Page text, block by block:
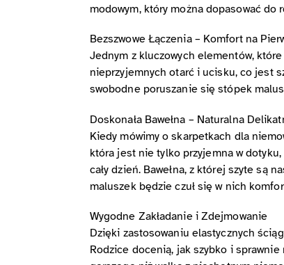
modowym, który można dopasować do
Bezszwowe Łączenia – Komfort na
Jednym z kluczowych elementów,
nieprzyjemnych otarć i ucisku, co jest
swobodne poruszanie się stópek
Doskonała Bawełna – Naturalna
Kiedy mówimy o skarpetkach dla
która jest nie tylko przyjemna w
cały dzień. Bawełna, z której szyte są
maluszek będzie czuł się w nich
Wygodne Zakładanie i Zdejmowanie
Dzięki zastosowaniu elastycznych
Rodzice docenią, jak szybko i